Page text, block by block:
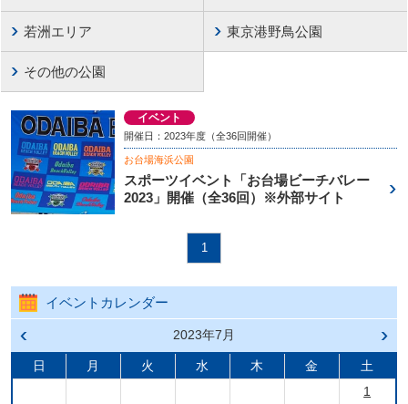
若洲エリア 東京港野鳥公園
その他の公園
イベント
開催日：2023年度（全36回開催）
お台場海浜公園
スポーツイベント「お台場ビーチバレー
2023」開催（全36回）※外部サイト
1
イベントカレンダー
前の
戻る
2023年7月
次の
進む
日 月 火 水 木 金
土
1